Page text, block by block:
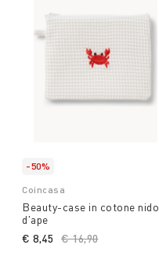
-50%
Coincasa
Beauty-case in cotone nido
d'ape
Price reduced from
€ 16,90to
€ 8,45